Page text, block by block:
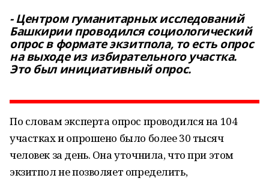
- Центром гуманитарных исследований
Башкирии проводился социологический
опрос в формате экзитпола, то есть опрос
на выходе из избирательного участка.
Это был инициативный опрос.
По словам эксперта опрос проводился на 104
участках и опрошено было более 30 тысяч
человек за день. Она уточнила, что при этом
экзитпол не позволяет определить,